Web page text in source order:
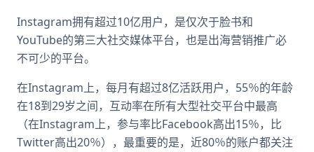
Instagram拥有超过10亿用户，是仅次于脸书和
YouTube的第三大社交媒体平台，也是出海营销推广必
不可少的平台。
在Instagram上，每月有超过8亿活跃用户，55％的年龄
在18到29岁之间，互动率在所有大型社交平台中最高
（在Instagram上，参与率比Facebook高出15％，比
Twitter高出20％），最重要的是，近80％的账户都关注